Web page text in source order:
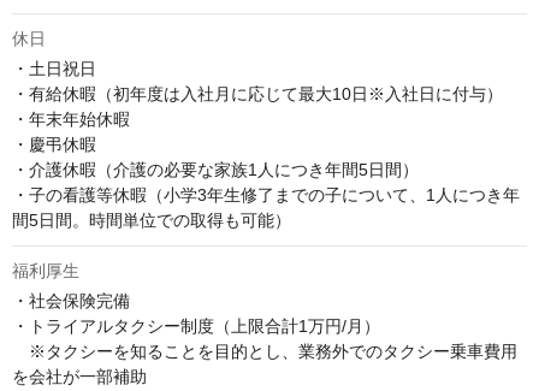
休日
・土日祝日
・有給休暇（初年度は入社月に応じて最大10日※入社日に付与）
・年末年始休暇
・慶弔休暇
・介護休暇（介護の必要な家族1人につき年間5日間）
・子の看護等休暇（小学3年生修了までの子について、1人につき年
間5日間。時間単位での取得も可能）
福利厚生
・社会保険完備
・トライアルタクシー制度（上限合計1万円/月）
※タクシーを知ることを目的とし、業務外でのタクシー乗車費用
を会社が一部補助